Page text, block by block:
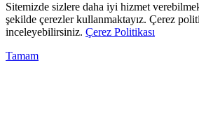
Sitemizde sizlere daha iyi hizmet
şekilde çerezler kullanmaktayız. Çerez
inceleyebilirsiniz. Çerez Politikası
Tamam